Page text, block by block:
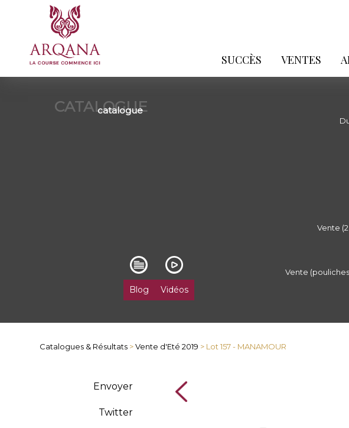
SUCCÈS VENTES
CATALOGUE
catalogue
Blog Vidéos
Vente (2
Vente
Catalogues & Résultats >Vente d'Eté 2019 > Lot 157 - MANAMOUR
Envoyer
Twitter